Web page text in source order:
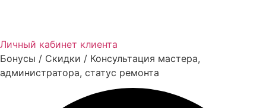
Личный кабинет клиента
Бонусы / Скидки / Консультация мастера,
администратора, статус ремонта